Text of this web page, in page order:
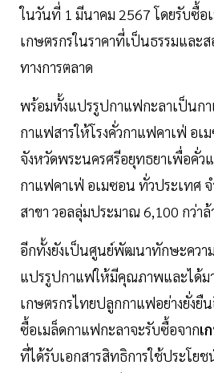
ในวันที่ 1 มีนาคม 2567 โดยรับซื้อ
เกษตรกรในราคาที่เป็นธรรมและ
ทางการตลาด
พร้อมทั้งแปรรูปกาแฟกะลาเป็นก
กาแฟสารให้โรงคั่วกาแฟคาเฟ่ อเ
จังหวัดพระนครศรีอยุทธยาเพื่อคั่ว
กาแฟคาเฟ่ อเมซอน ทั่วประเทศ
สาขา วอลลุ่มประมาณ 6,100 กว่า
อีกทั้งยังเป็นศูนย์พัฒนาทักษะควา
แปรรูปกาแฟให้มีคุณภาพและได้ม
เกษตรกรไทยปลูกกาแฟอย่างยั่งยื
ซื้อเมล็ดกาแฟกะลาจะรับซื้อจากเ
ที่ได้รับเอกสารสิทธิการใช้ประโย